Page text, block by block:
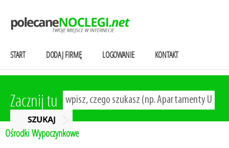
START DODAJ FIRMĘ LOGOWANIE KONTAKT
Zacznij tu
Ośrodki Wypoczynkowe